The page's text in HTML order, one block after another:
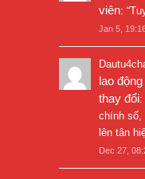
viên: “
Jan 5,
lao
thay đổi:
chính số,
lên tân
Dec 27,